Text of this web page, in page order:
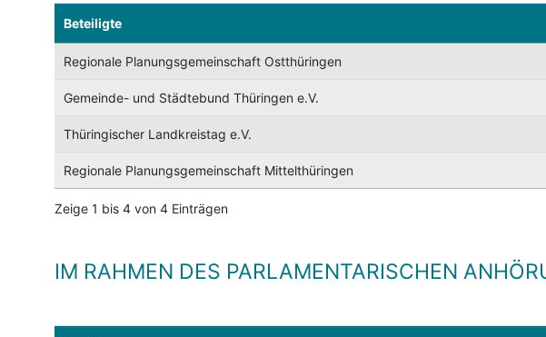
Beteiligte
Regionale Planungsgemeinschaft Ostthüringen
Gemeinde- und Städtebund Thüringen e.V.
Thüringischer Landkreistag e.V.
Regionale Planungsgemeinschaft Mittelthüringen
Zeige 1 bis 4 von 4 Einträgen
IM RAHMEN DES PARLAMENTARISCHEN